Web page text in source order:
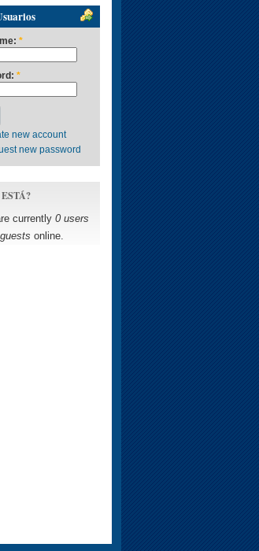
*
*
new account
new password
currently 0 users
online.